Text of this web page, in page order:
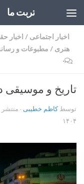
تربت ما
اخبار اجتماعی / اخبار
هنری / مطبوعات و
۰
تاریخ و موسیقی
توسطکاظم خطیبی ·
۱۴۰۴